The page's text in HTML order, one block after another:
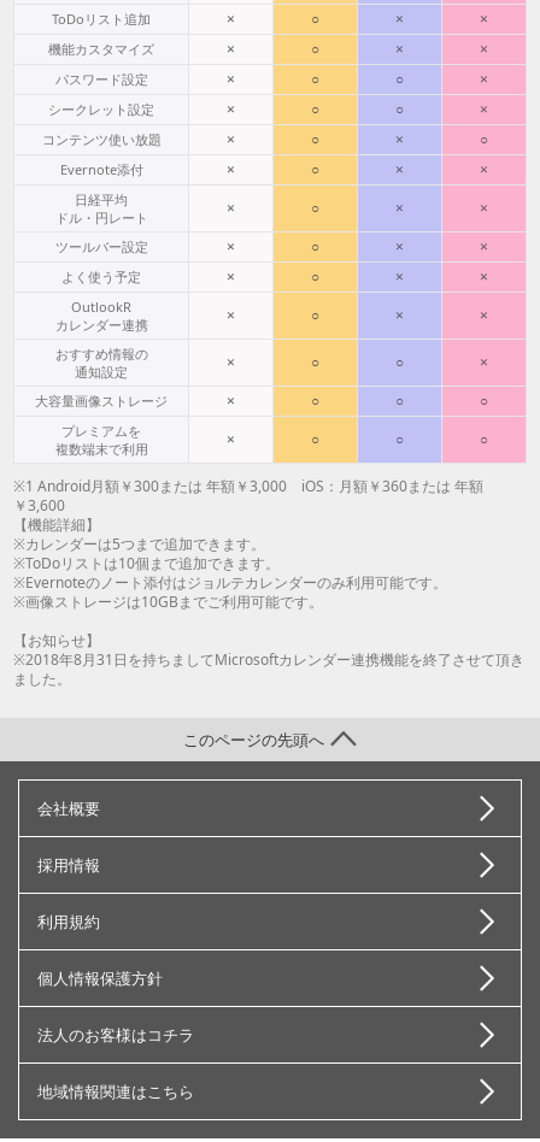
ToDoリスト追加 × ○ × ×
機能カスタマイズ × ○ × ×
パスワード設定 × ○ ○ ×
シークレット設定 × ○ ○ ×
コンテンツ使い放題 × ○ × ○
Evernote添付 × ○ × ×
日経平均
ドル・円レート
× ○ × ×
ツールバー設定 × ○ × ×
よく使う予定 × ○ × ×
OutlookR
カレンダー連携
× ○ × ×
おすすめ情報の
通知設定
× ○ ○ ×
大容量画像ストレージ × ○ ○ ○
プレミアムを
複数端末で利用
× ○ ○ ○
※1 Android月額￥300または 年額￥3,000 iOS：月額￥360または 年額
￥3,600
【機能詳細】
※カレンダーは5つまで追加できます。
※ToDoリストは10個まで追加できます。
※Evernoteのノート添付はジョルテカレンダーのみ利用可能です。
※画像ストレージは10GBまでご利用可能です。
【お知らせ】
※2018年8月31日を持ちましてMicrosoftカレンダー連携機能を終了させて頂き
ました。
会社概要
採用情報
利用規約
個人情報保護方針
法人のお客様はコチラ
地域情報関連はこちら
このページの先頭へ